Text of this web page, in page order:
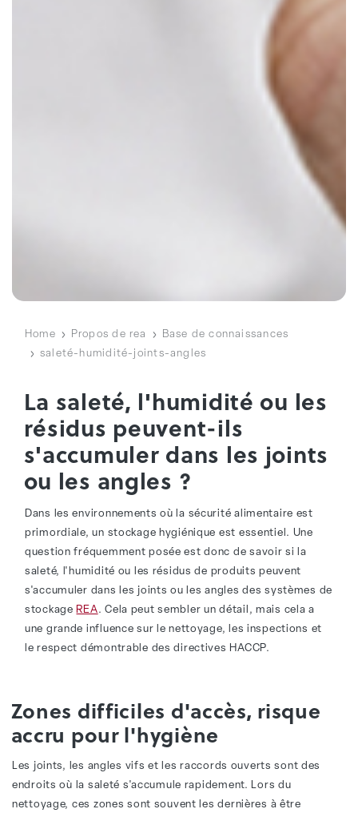
Home Propos de rea
Base de connaissances
saleté-humidité-joints-angles
La saleté, l'humidité ou les
résidus peuvent-ils
s'accumuler dans les joints
ou les angles ?
Dans les environnements où la sécurité alimentaire est
primordiale, un stockage hygiénique est essentiel. Une
question fréquemment posée est donc de savoir si la
saleté, l'humidité ou les résidus de produits peuvent
s'accumuler dans les joints ou les angles des systèmes de
stockage REA. Cela peut sembler un détail, mais cela a
une grande influence sur le nettoyage, les inspections et
le respect démontrable des directives HACCP.
Zones difficiles d'accès, risque
accru pour l'hygiène
Les joints, les angles vifs et les raccords ouverts sont des
endroits où la saleté s'accumule rapidement. Lors du
nettoyage, ces zones sont souvent les dernières à être